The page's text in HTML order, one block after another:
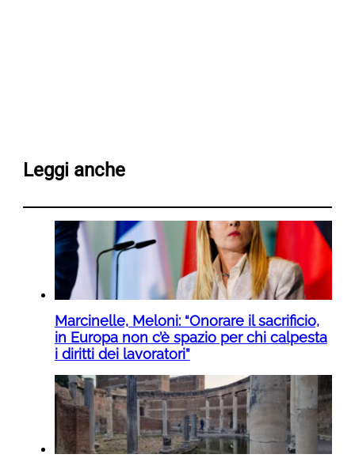
Leggi anche
Marcinelle, Meloni: “Onorare il sacrificio,
in Europa non c’è spazio per chi calpesta
i diritti dei lavoratori”